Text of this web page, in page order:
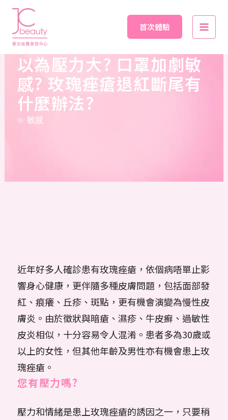
Skip
content
首次體驗
Main
以為壓力大? 口罩加劇敏
感? 玫瑰痤瘡退紅斷尾有
什麼辦法?
敏感
近年好多人確診患有玫瑰痤瘡，依個病唔單止影
響身心健康，更伴隨多種皮膚問題，包括面部發
紅、痕癢、丘疹、斑點，更有機會演變為慢性皮
膚炎。由於徵狀與暗瘡、濕疹、牛皮癬、過敏性
皮炎相似，十分容易令人混淆。患者多為30歲或
以上的女性，但其他年齡及男性亦有機會患上玫
瑰痤瘡。
您有壓力嗎?
壓力和情緒是患上玫瑰痤瘡的誘因之一，只要稍